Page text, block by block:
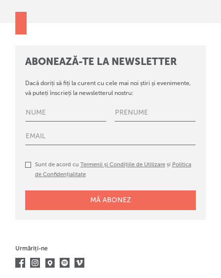
ABONEAZĂ-TE LA NEWSLETTER
Dacă doriți să fiți la curent cu cele mai noi știri și evenimente,
vă puteți înscrieți la newsletterul nostru:
Sunt de acord cu Termenii și Condițiile de Utilizareși Politica
de Confidențialitate
Urmăriți-ne